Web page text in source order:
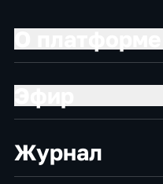
Журнал